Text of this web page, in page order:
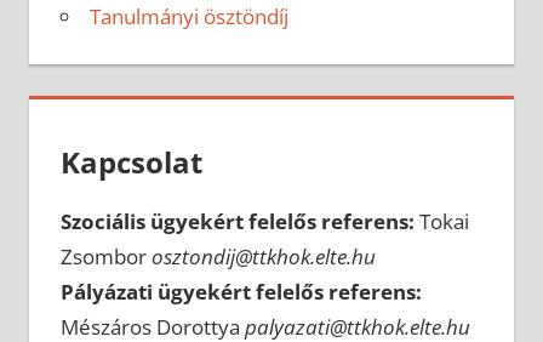
Tanulmányi ösztöndíj
Kapcsolat
Szociális ügyekért felelős referens: Tokai
Zsomborosztondij@ttkhok.elte.hu
Pályázati ügyekért felelős referens:
Mészáros Dorottya palyazati@ttkhok.elte.hu